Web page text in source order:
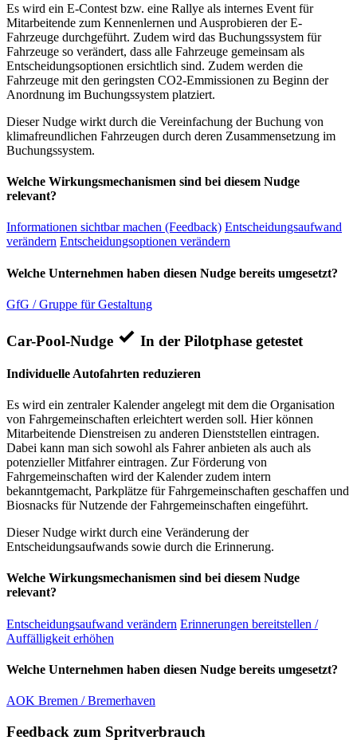
Es wird ein E-Contest bzw. eine Rallye als internes Event für
Mitarbeitende zum Kennenlernen und Ausprobieren der E-
Fahrzeuge durchgeführt. Zudem wird das Buchungssystem für
Fahrzeuge so verändert, dass alle Fahrzeuge gemeinsam als
Entscheidungsoptionen ersichtlich sind. Zudem werden die
Fahrzeuge mit den geringsten CO2-Emmissionen zu Beginn der
Anordnung im Buchungssystem platziert.
Dieser Nudge wirkt durch die Vereinfachung der Buchung von
klimafreundlichen Fahrzeugen durch deren Zusammensetzung im
Buchungssystem.
Welche Wirkungsmechanismen sind bei diesem Nudge
relevant?
Informationen sichtbar machen (Feedback) Entscheidungsaufwand
verändern Entscheidungsoptionen verändern
Welche Unternehmen haben diesen Nudge bereits umgesetzt?
GfG / Gruppe für Gestaltung
Car-Pool-Nudge In der Pilotphase getestet
Individuelle Autofahrten reduzieren
Es wird ein zentraler Kalender angelegt mit dem die Organisation
von Fahrgemeinschaften erleichtert werden soll. Hier können
Mitarbeitende Dienstreisen zu anderen Dienststellen eintragen.
Dabei kann man sich sowohl als Fahrer anbieten als auch als
potenzieller Mitfahrer eintragen. Zur Förderung von
Fahrgemeinschaften wird der Kalender zudem intern
bekanntgemacht, Parkplätze für Fahrgemeinschaften geschaffen und
Biosnacks für Nutzende der Fahrgemeinschaften eingeführt.
Dieser Nudge wirkt durch eine Veränderung der
Entscheidungsaufwands sowie durch die Erinnerung.
Welche Wirkungsmechanismen sind bei diesem Nudge
relevant?
Entscheidungsaufwand verändern Erinnerungen bereitstellen /
Auffälligkeit erhöhen
Welche Unternehmen haben diesen Nudge bereits umgesetzt?
AOK Bremen / Bremerhaven
Feedback zum Spritverbrauch